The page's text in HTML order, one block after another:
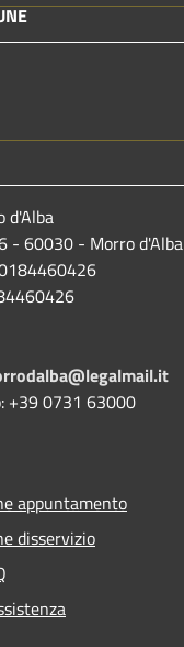
d'Alba
- 60030 - Morro d'Alba
+39 0731 63000
appuntamento
disservizio